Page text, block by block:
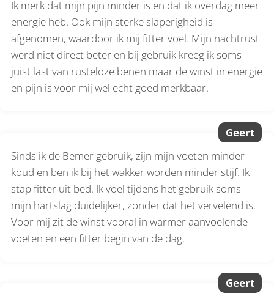
Ik merk dat mijn pijn minder is en dat ik overdag meer
energie heb. Ook mijn sterke slaperigheid is
afgenomen, waardoor ik mij fitter voel. Mijn nachtrust
werd niet direct beter en bij gebruik kreeg ik soms
juist last van rusteloze benen maar de winst in energie
en pijn is voor mij wel echt goed merkbaar.
Geert
Sinds ik de Bemer gebruik, zijn mijn voeten minder
koud en ben ik bij het wakker worden minder stijf. Ik
stap fitter uit bed. Ik voel tijdens het gebruik soms
mijn hartslag duidelijker, zonder dat het vervelend is.
Voor mij zit de winst vooral in warmer aanvoelende
voeten en een fitter begin van de dag.
Geert